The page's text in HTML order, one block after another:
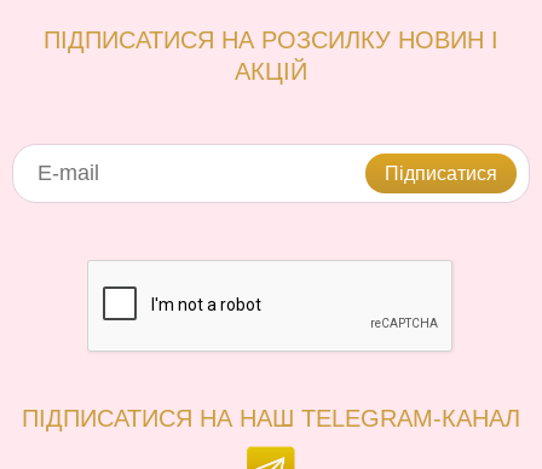
ПІДПИСАТИСЯ НА РОЗСИЛКУ НОВИН І
АКЦІЙ
Підписатися
ПІДПИСАТИСЯ НА НАШ TELEGRAM-КАНАЛ